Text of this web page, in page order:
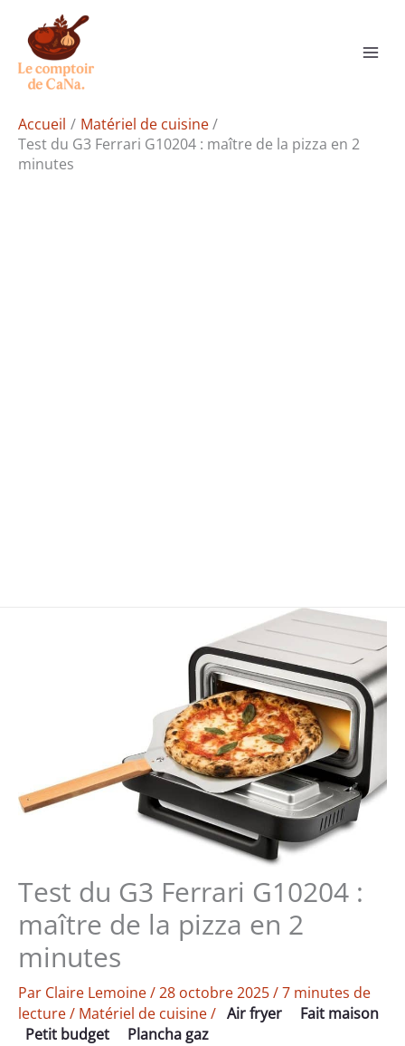
contenu
Accueil
Matériel de cuisine
Test du G3 Ferrari G10204 : maître de la pizza en 2
minutes
Test du G3 Ferrari G10204 :
maître de la pizza en 2
minutes
Par Claire Lemoine/28 octobre 2025/7 minutes de
lecture/ Matériel de cuisine/ Air fryer
Fait maison
Petit budget
Plancha gaz
Rechercher